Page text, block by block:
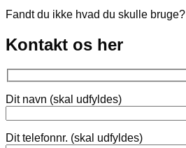
Fandt du ikke hvad du skulle bruge?
Kontakt os her
Dit navn (skal udfyldes)
Dit telefonnr. (skal udfyldes)